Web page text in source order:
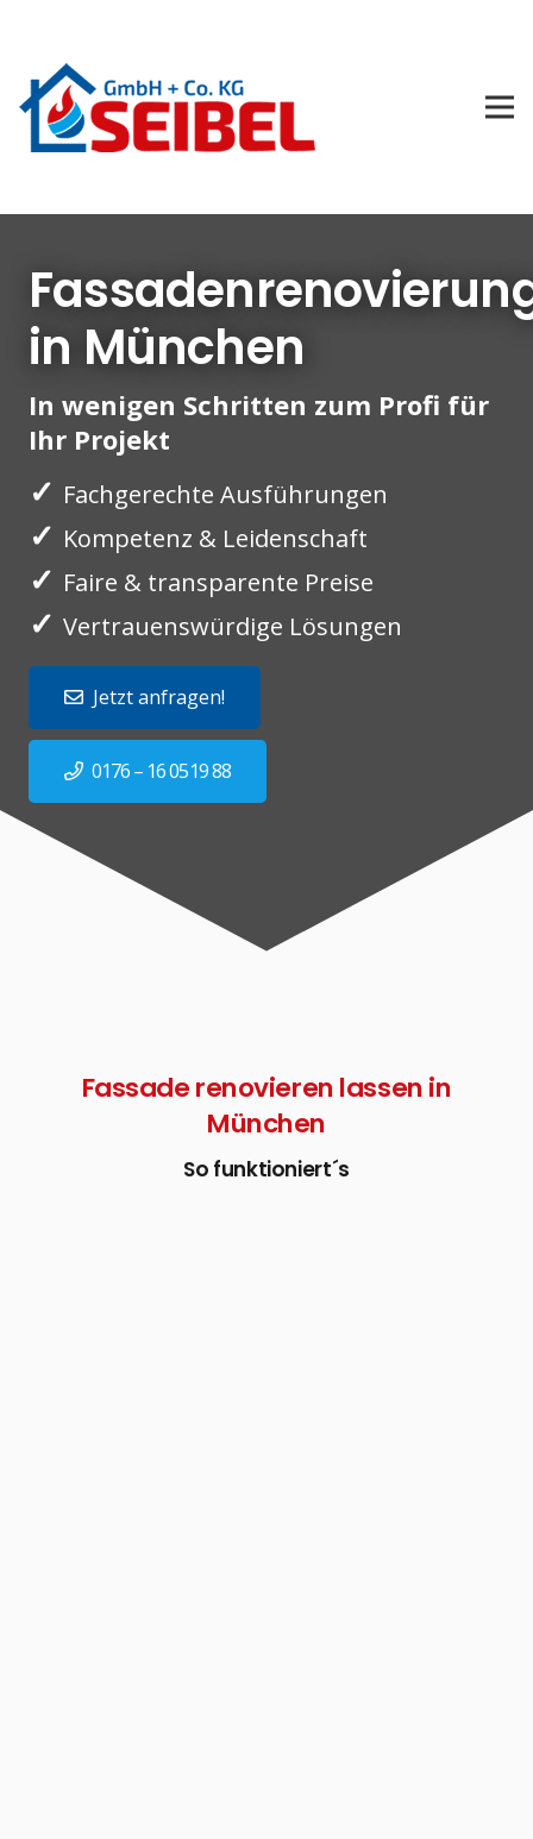
in München
In wenigen Schritten zum Profi für
Ihr Projekt
✓ Fachgerechte Ausführungen
✓ Kompetenz & Leidenschaft
✓ Faire & transparente Preise
✓ Vertrauenswürdige Lösungen
Jetzt anfragen!
0176 – 16 0519 88
Fassade renovieren lassen in
München
So funktioniert´s